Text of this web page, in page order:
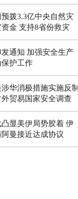
拨3.3亿中央自然灾
金 支持8省份救灾
通知 加强安全生产
护工作
华消极措施实施反制
贸易国家安全调查
显美伊局势胶着 伊
曼接近达成协议